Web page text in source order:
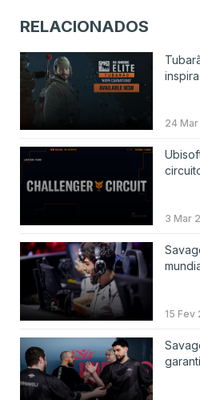
RELACIONADOS
24
3 Mar
15 Fev